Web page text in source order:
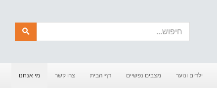
חיפוש
ילדים ונוער מצבים נפשיים דף הבית צרו קשר מי אנחנו